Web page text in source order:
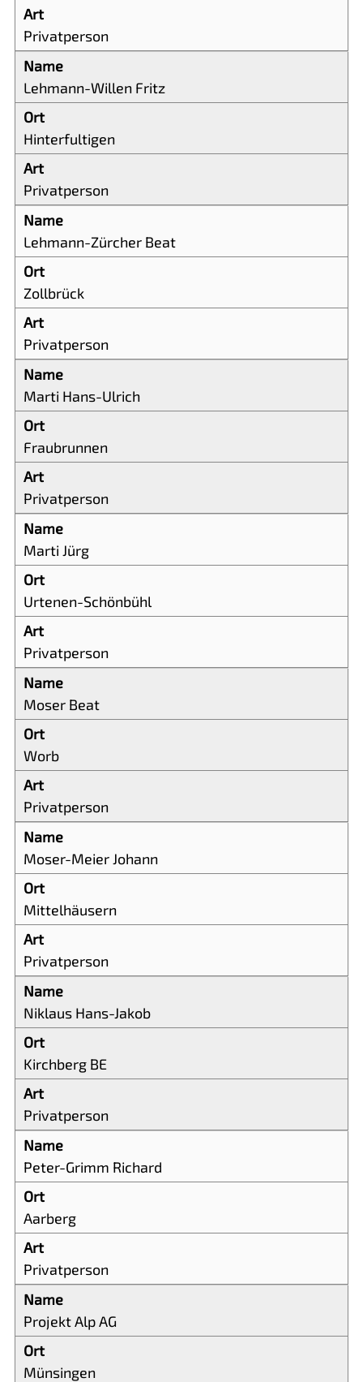
Privatperson
Lehmann-Willen Fritz
Hinterfultigen
Privatperson
Lehmann-Zürcher Beat
Zollbrück
Privatperson
Marti Hans-Ulrich
Fraubrunnen
Privatperson
Marti Jürg
Urtenen-Schönbühl
Privatperson
Moser Beat
Worb
Privatperson
Moser-Meier Johann
Mittelhäusern
Privatperson
Niklaus Hans-Jakob
Kirchberg BE
Privatperson
Peter-Grimm Richard
Aarberg
Privatperson
Projekt Alp AG
Münsingen